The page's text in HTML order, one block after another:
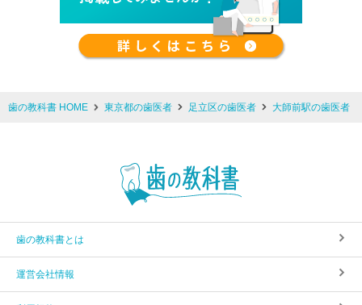
歯の教科書 HOME 東京都の歯医者 足立区の歯医者 大師前駅の歯医者
歯の教科書とは
運営会社情報